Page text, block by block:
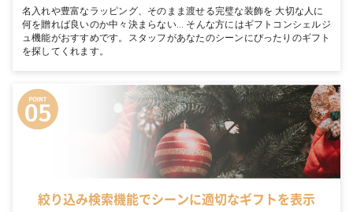
名入れや豊富なラッピング、そのまま渡せる完璧な装飾を 大切な人に
何を贈れば良いのか中々決まらない… そんな方にはギフトコンシェルジ
ュ機能がおすすめです。スタッフがあなたのシーンにぴったりのギフト
を探してくれます。
絞り込み検索機能でシーンに適切なギフトを表示